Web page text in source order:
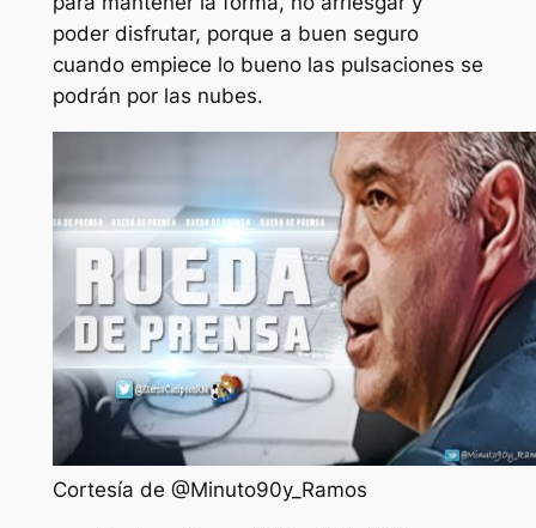
poder disfrutar, porque a buen seguro
cuando empiece lo bueno las pulsaciones se
podrán por las nubes.
Cortesía de @Minuto90y_Ramos